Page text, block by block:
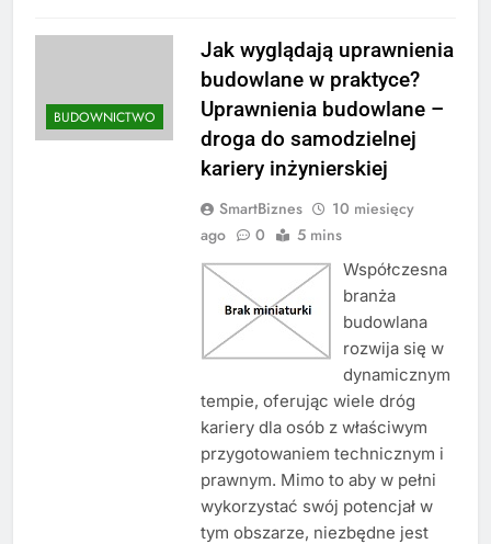
BUDOWNICTWO
Jak wyglądają uprawnienia
budowlane w praktyce?
Uprawnienia budowlane –
droga do samodzielnej
kariery inżynierskiej
SmartBiznes
10 miesięcy
ago
0 5 mins
Współczesna
branża
budowlana
rozwija się w
dynamicznym
tempie, oferując wiele dróg
kariery dla osób z właściwym
przygotowaniem technicznym i
prawnym. Mimo to aby w pełni
wykorzystać swój potencjał w
tym obszarze, niezbędne jest